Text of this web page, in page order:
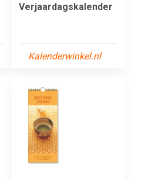
Verjaardagskalender
Kalenderwinkel.nl